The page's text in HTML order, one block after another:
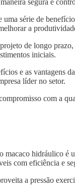
segura e
uma série de
a
de longo
iniciais.
e as vantagens
líder no setor.
com a
hidráulico é
com eficiência e
a pressão